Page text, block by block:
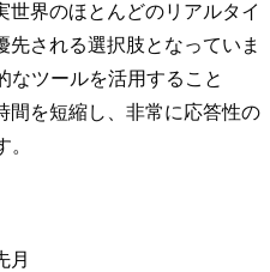
世界のほとんどのリアルタイ
先される選択肢となっていま
なツールを活用すること
間を短縮し、非常に応答性の
月